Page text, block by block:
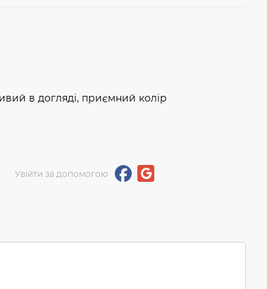
в догляді, приємний колір
Увійти за допомогою